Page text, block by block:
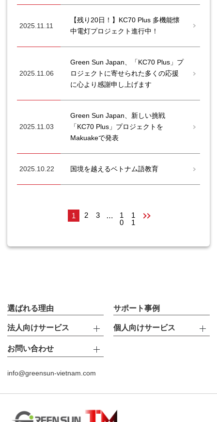
2025.11.11
【残り20日！】KC70 Plus 多機能懐
中電灯プロジェクト進行中！
2025.11.06
Green Sun Japan、「KC70 Plus」プ
ロジェクトに寄せられた多くの応援
に心より感謝申し上げます
2025.11.03
Green Sun Japan、新しい挑戦
「KC70 Plus」プロジェクトを
Makuakeで発表
2025.10.22 国境を越えるベトナム語教育
1 2 3 …
1
0
1
1
選ばれる理由 サポート事例
法人向けサービス 個人向けサービス
お問い合わせ
info@greensun-vietnam.com